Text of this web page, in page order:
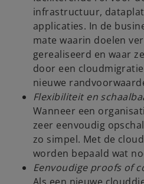
infrastructuur,
applicaties. In de
mate waarin doelen
gerealiseerd en waar
door een
nieuwe
Flexibiliteit en
Wanneer een
zeer eenvoudig
zo simpel. Met de
worden bepaald wat
Eenvoudige proofs of